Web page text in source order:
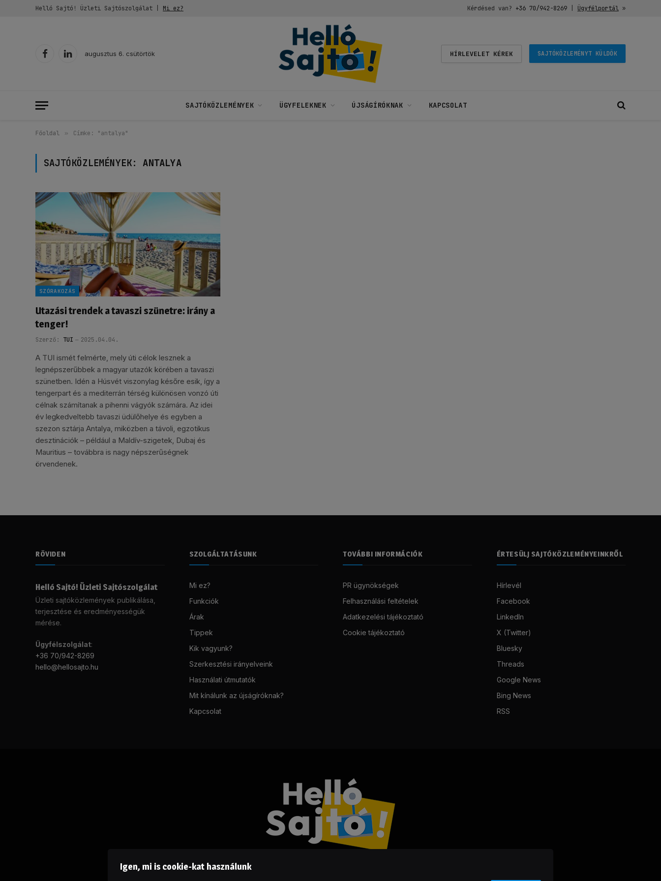
Helló Sajtó! Üzleti Sajtószolgálat | Mi ez? Kérdésed van? +36 70/942-8269| Ügyfélportál»
FacebookLinkedIn
augusztus 6. csütörtök HÍRLEVELET KÉREK SAJTÓKÖZLEMÉNYT KÜLDÖK
SAJTÓKÖZLEMÉNYEK ÜGYFELEKNEK ÚJSÁGÍRÓKNAK KAPCSOLAT
Főoldal » Címke: "antalya"
SAJTÓKÖZLEMÉNYEK:ANTALYA
SZÓRAKOZÁS
Utazási trendek a tavaszi szünetre: irány a
tenger!
Szerző: TUI 2025.04.04.
A TUI ismét felmérte, mely úti célok lesznek a
legnépszerűbbek a magyar utazók körében a tavaszi
szünetben. Idén a Húsvét viszonylag későre esik, így a
tengerpart és a mediterrán térség különösen vonzó úti
célnak számítanak a pihenni vágyók számára. Az idei
év legkedveltebb tavaszi üdülőhelye és egyben a
szezon sztárja Antalya, miközben a távoli, egzotikus
desztinációk – például a Maldív-szigetek, Dubaj és
Mauritius – továbbra is nagy népszerűségnek
örvendenek.
RÖVIDEN
Helló Sajtó! Üzleti Sajtószolgálat
Üzleti sajtóközlemények publikálása,
terjesztése és eredményességük
mérése.
Ügyfélszolgálat:
+36 70/942-8269
hello@hellosajto.hu
SZOLGÁLTATÁSUNK
Mi ez?
Funkciók
Árak
Tippek
Kik vagyunk?
Szerkesztési irányelveink
Használati útmutatók
Mit kínálunk az újságíróknak?
Kapcsolat
TOVÁBBI INFORMÁCIÓK
PR ügynökségek
Felhasználási feltételek
Adatkezelési tájékoztató
Cookie tájékoztató
ÉRTESÜLJ SAJTÓKÖZLEMÉNYEINKRŐL
Hírlevél
Facebook
LinkedIn
X (Twitter)
Bluesky
Threads
Google News
Bing News
RSS
Igen, mi is cookie-kat használunk